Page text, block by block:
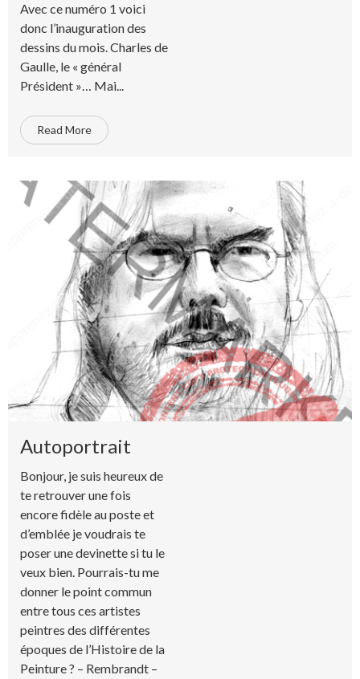
Avec ce numéro 1 voici
donc l’inauguration des
dessins du mois. Charles de
Gaulle, le « général
Président »… Mai...
Read More
Autoportrait
Bonjour, je suis heureux de
te retrouver une fois
encore fidèle au poste et
d’emblée je voudrais te
poser une devinette si tu le
veux bien. Pourrais-tu me
donner le point commun
entre tous ces artistes
peintres des différentes
époques de l’Histoire de la
Peinture ? – Rembrandt –